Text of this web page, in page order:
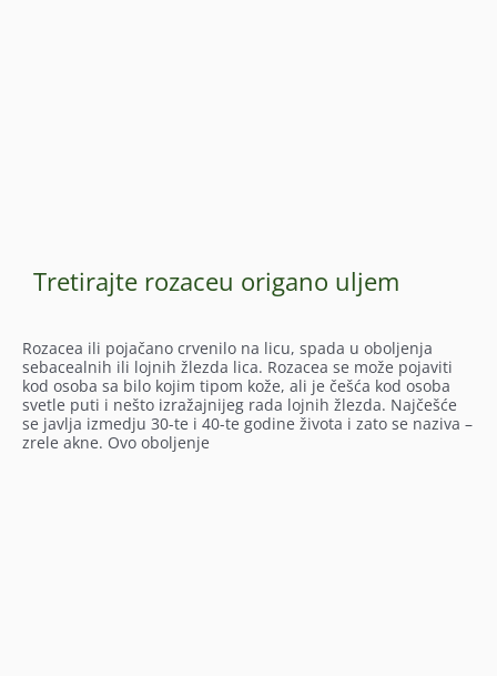
Tretirajte rozaceu origano uljem
Rozacea ili pojačano crvenilo na licu, spada u oboljenja
sebacealnih ili lojnih žlezda lica. Rozacea se može pojaviti
kod osoba sa bilo kojim tipom kože, ali je češća kod osoba
svetle puti i nešto izražajnijeg rada lojnih žlezda. Najčešće
se javlja izmedju 30-te i 40-te godine života i zato se naziva –
zrele akne. Ovo oboljenje